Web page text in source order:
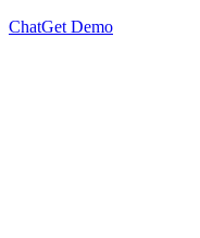
ChatGet Demo